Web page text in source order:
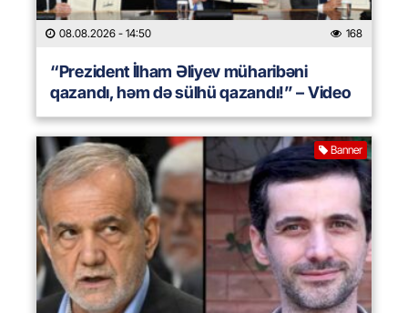
08.08.2026 - 14:50 168
“Prezident İlham Əliyev müharibəni
qazandı, həm də sülhü qazandı!” – Video
Banner